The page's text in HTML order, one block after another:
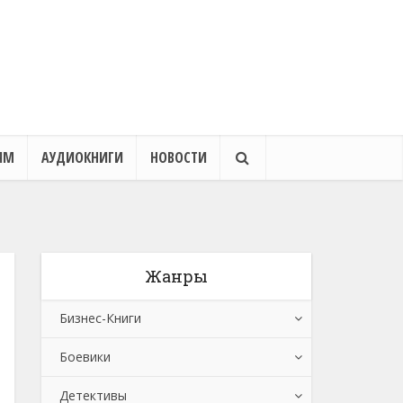
АУДИОКНИГИ НОВОСТИ
Жанры
Бизнес-Книги
Банковское дело
Бухучет, налогообложение, аудит
Боевики
Боевики: Прочее
Детективы